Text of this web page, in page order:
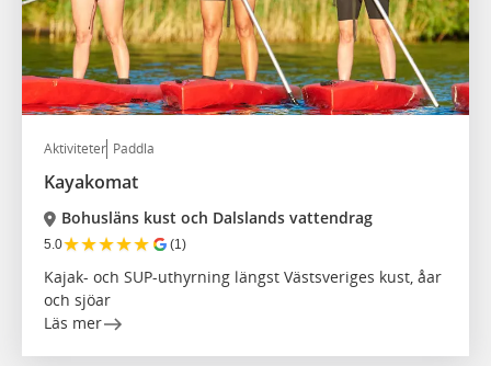
Aktiviteter Paddla
Kayakomat
Bohusläns kust och Dalslands vattendrag
5.0★★★★★ (1)
Kajak- och SUP-uthyrning längst Västsveriges kust, åar
och sjöar
Läs mer